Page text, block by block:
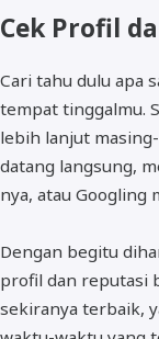
Cek Profil
Cari tahu dulu apa
tempat tinggalmu.
lebih lanjut
datang langsung,
nya, atau Googling
Dengan begitu
profil dan reputasi
sekiranya terbaik,